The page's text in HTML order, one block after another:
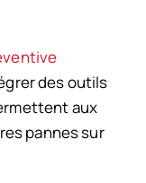
des outils
aux
pannes sur